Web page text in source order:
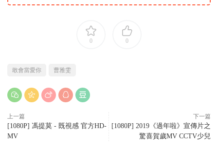
0 0
敢會當愛你 曹雅雯
上一篇
[1080P] 馮提莫 - 既視感 官方HD-
MV
下一篇
[1080P] 2019《過年啦》宣傳片之
驚喜賀歲MV CCTV少兒